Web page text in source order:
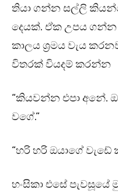
තියා ගන්න සල්ලි
දෙයක්. ඒක උපය
කාලය ශ්‍රමය වැය
විතරක් වියදම් කරන්න
“කියවන්න එපා අනේ.
වගේ.”
“හරි හරි ඔයාගේ
හංසිකා එසේ